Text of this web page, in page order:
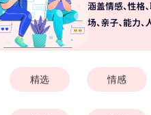
精选 情感